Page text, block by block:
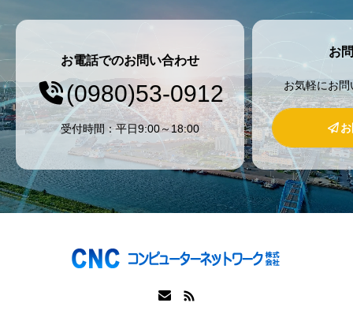
お電話でのお問い合わせ
(0980)53-0912
受付時間：平日9:00～18:00
お
お気軽にお